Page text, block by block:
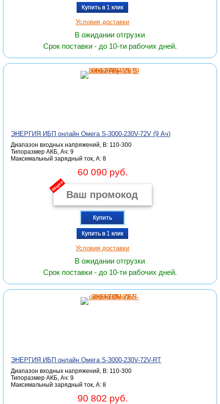
Купить в 1 клик
Условия доставки
В ожидании отгрузки
Срок поставки - до 10-ти рабочих дней.
ЭНЕРГИЯ ИБП онлайн Омега S-3000-230V-72V (9 Ач)
Диапазон входных напряжений, В: 110-300
Типоразмер АКБ, Ач: 9
Максимальный зарядный ток, А: 8
60 090 руб.
акция
Купить
Купить в 1 клик
Условия доставки
В ожидании отгрузки
Срок поставки - до 10-ти рабочих дней.
ЭНЕРГИЯ ИБП онлайн Омега S-3000-230V-72V-RT
Диапазон входных напряжений, В: 110-300
Типоразмер АКБ, Ач: 9
Максимальный зарядный ток, А: 8
90 802 руб.